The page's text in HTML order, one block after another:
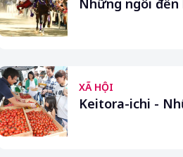
Những ngôi
XÃ HỘI
Keitora-ichi -